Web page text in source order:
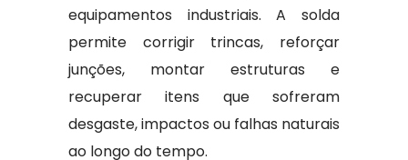
equipamentos industriais. A solda
permite corrigir trincas, reforçar
junções, montar estruturas e
recuperar itens que sofreram
desgaste, impactos ou falhas naturais
ao longo do tempo.